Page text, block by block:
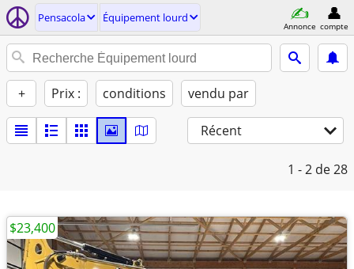
Pensacola Équipement lourd
Annonce compte
+ Prix : conditions vendu par
Récent
1 - 2 de 28
$23,400